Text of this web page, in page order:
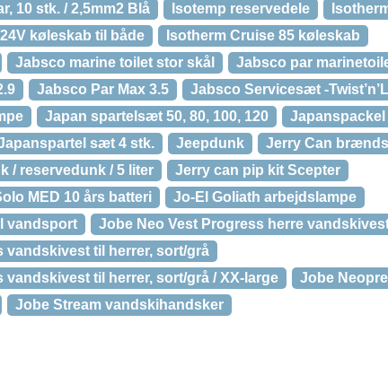
10 stk. / 2,5mm2 Blå
Isotemp reservedele
køleskab til både
Isotherm Cruise 85 køleskab
Jabsco marine toilet stor skål
Jabsco par
Jabsco Par Max 3.5
Jabsco Servicesæt -
Japan spartelsæt 50, 80, 100, 120
Japanspackel
sæt 4 stk. Jeepdunk
Jerry Can
/ reservedunk / 5 liter
Jerry can pip kit Scepter
MED 10 års batteri
Jo-El Goliath arbejdslampe
vandsport
Jobe Neo Vest Progress herre
vandskivest til herrer, sort/grå
vandskivest til herrer, sort/grå / XX-large
Jobe
Jobe Stream vandskihandsker